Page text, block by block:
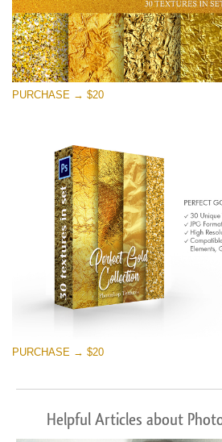
(1783 Overlays)
Large 6000*4000px
Descarga
PURCHASE → $20
PURCHASE → $20
Helpful Articles about